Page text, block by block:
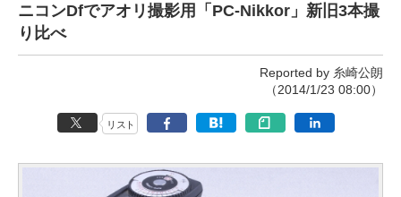
ニコンDfでアオリ撮影用「PC-Nikkor」新旧3本撮
り比べ
Reported by 糸崎公朗
（2014/1/23 08:00）
リスト